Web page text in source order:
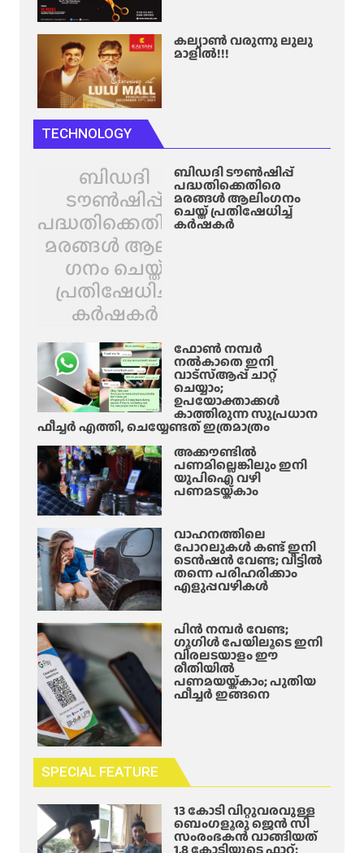
കല്യാൺ വരുന്നു ലുലു
മാളിൽ!!!
TECHNOLOGY
ബിഡദി
ടൗൺഷിപ്പ്
പദ്ധതിക്കെതിരെ
മരങ്ങൾ ആലിം​
ഗനം ചെയ്ത്
പ്രതിഷേധിച്ച്
കർഷകർ
ബിഡദി ടൗൺഷിപ്പ്
പദ്ധതിക്കെതിരെ
മരങ്ങൾ ആലിം​ഗനം
ചെയ്ത് പ്രതിഷേധിച്ച്
കർഷകർ
ഫോൺ നമ്പർ
നൽകാതെ ഇനി
വാട്‌സ്ആപ്പ് ചാറ്റ്
ചെയ്യാം;
ഉപയോക്താക്കൾ
കാത്തിരുന്ന സുപ്രധാന
ഫീച്ചർ എത്തി, ചെയ്യേണ്ടത് ഇത്രമാത്രം
അക്കൗണ്ടിൽ
പണമില്ലെങ്കിലും ഇനി
യുപിഐ വഴി
പണമടയ്ക്കാം
വാഹനത്തിലെ
പോറലുകൾ കണ്ട് ഇനി
ടെൻഷൻ വേണ്ട; വീട്ടിൽ
തന്നെ പരിഹരിക്കാം
എളുപ്പവഴികൾ
പിൻ നമ്പർ വേണ്ട;
ഗൂഗിൾ പേയിലൂടെ ഇനി
വിരലടയാളം ഈ
രീതിയിൽ
പണമയയ്ക്കാം; പുതിയ
ഫീച്ചർ ഇങ്ങനെ
SPECIAL FEATURE
13 കോടി വിറ്റുവരവുള്ള
ബെംഗളൂരു ജെൻ സി
സംരംഭകൻ വാങ്ങിയത്